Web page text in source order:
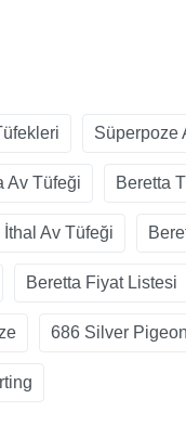
Süperpoze
Av Tüfeği Beretta
İthal Av Tüfeği
Beretta Fiyat Listesi
686 Silver